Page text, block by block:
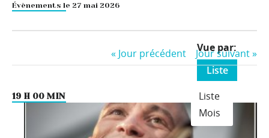
Évènements le 27 mai 2026
Event
Views
Navigation
Vue par
Liste
Liste
Mois
« Jour précédent Jour suivant»
19 H 00 MIN